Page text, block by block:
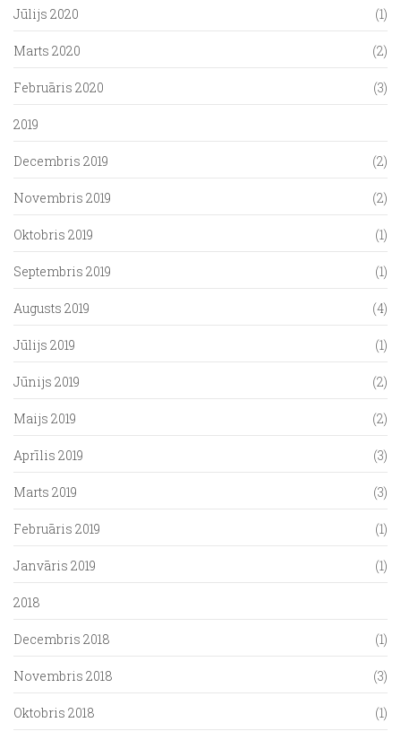
Jūlijs 2020 (1)
Marts 2020 (2)
Februāris 2020 (3)
2019
Decembris 2019 (2)
Novembris 2019 (2)
Oktobris 2019 (1)
Septembris 2019 (1)
Augusts 2019 (4)
Jūlijs 2019 (1)
Jūnijs 2019 (2)
Maijs 2019 (2)
Aprīlis 2019 (3)
Marts 2019 (3)
Februāris 2019 (1)
Janvāris 2019 (1)
2018
Decembris 2018 (1)
Novembris 2018 (3)
Oktobris 2018 (1)